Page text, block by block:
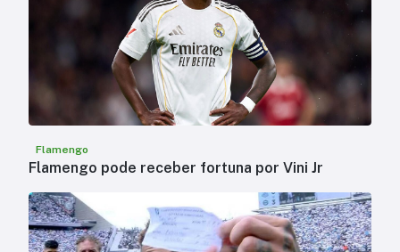
Flamengo
Flamengo pode receber fortuna por Vini Jr